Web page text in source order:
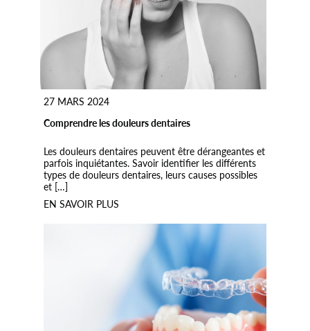
27 MARS 2024
Comprendre les douleurs dentaires
Les douleurs dentaires peuvent être dérangeantes et
parfois inquiétantes. Savoir identifier les différents
types de douleurs dentaires, leurs causes possibles
et […]
EN SAVOIR PLUS